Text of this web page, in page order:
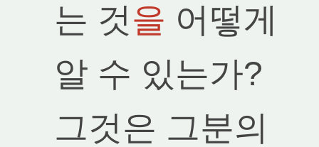
는 것을 어떻게
알 수 있는가?
그것은 그분의